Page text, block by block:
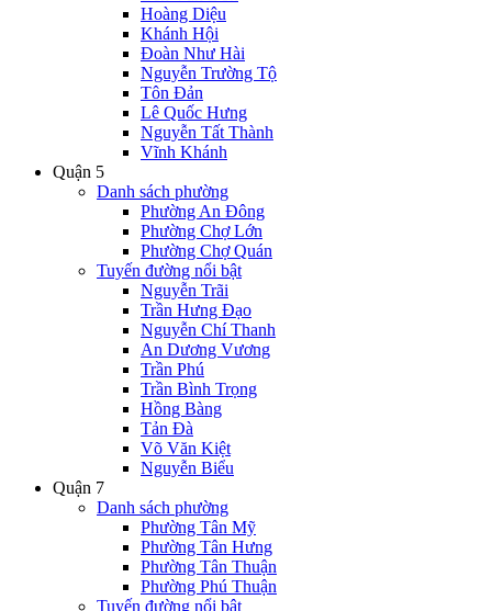
Hoàng Diệu
Khánh Hội
Đoàn Như Hài
Nguyễn Trường Tộ
Tôn Đản
Lê Quốc Hưng
Nguyễn Tất Thành
Vĩnh Khánh
Quận 5
Danh sách phường
Phường An Đông
Phường Chợ Lớn
Phường Chợ Quán
Tuyến đường nổi bật
Nguyễn Trãi
Trần Hưng Đạo
Nguyễn Chí Thanh
An Dương Vương
Trần Phú
Trần Bình Trọng
Hồng Bàng
Tản Đà
Võ Văn Kiệt
Nguyễn Biểu
Quận 7
Danh sách phường
Phường Tân Mỹ
Phường Tân Hưng
Phường Tân Thuận
Phường Phú Thuận
Tuyến đường nổi bật